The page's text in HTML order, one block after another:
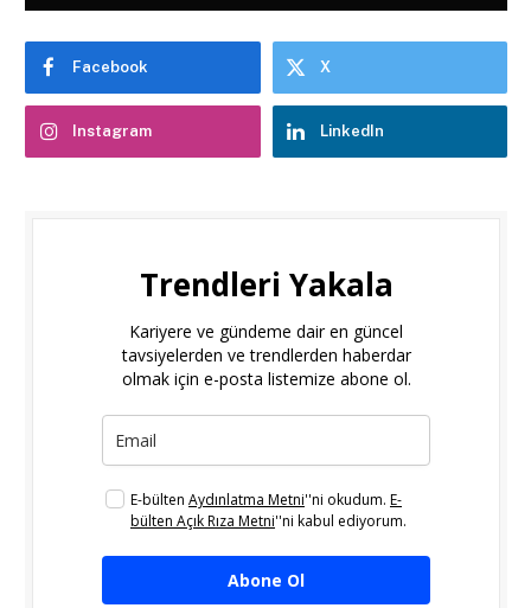
Facebook X
Instagram LinkedIn
Trendleri Yakala
Kariyere ve gündeme dair en güncel
tavsiyelerden ve trendlerden haberdar
olmak için e-posta listemize abone ol.
E-bülten Aydınlatma Metni''ni okudum. E-
bülten Açık Rıza Metni''ni kabul ediyorum.
Abone Ol